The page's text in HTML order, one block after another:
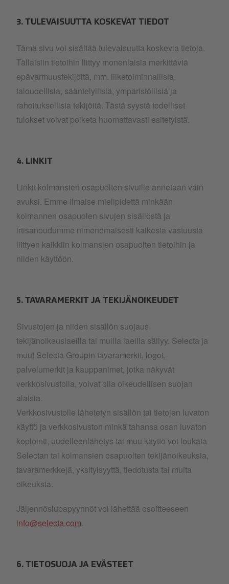
3. TULEVAISUUTTA KOSKEVAT TIEDOT
Tämä sivu voi sisältää tulevaisuutta koskevia tietoja.
Tällaisiin tietoihin liittyy monenlaisia merkittäviä
epävarmuustekijöitä, mm. liiketoiminnallisia,
taloudellisia, sääntelyllisiä, ympäristöllisiä ja
rahoituksellisia tekijöitä. Tästä syystä todelliset
tulokset voivat poiketa huomattavasti esitetyistä.
4. LINKIT
Linkit kolmansien osapuolten sivuille annetaan vain
avuksi. Emme ilmaise mielipidettä minkään
kolmannen osapuolen sivujen sisällöstä ja
irtisanoudumme nimenomaisesti kaikesta vastuusta
liittyen kaikkiin kolmansien osapuolten tietoihin ja
niiden käyttöön.
5. TAVARAMERKIT JA TEKIJÄNOIKEUDET
Sivustojen ja niiden sisällön suojaus
tekijänoikeuslaeilla tai muilla laeilla säilyy. Selecta ja
muut Selecta Groupin tavaramerkit, logot,
palvelumerkit ja kauppanimet, jotka näkyvät
verkkosivustolla, voivat olla oikeudellisen suojan
alaisia.
Verkkosivustolle lähetetyn sisällön tai tietojen luvaton
käyttö ja verkkosivuston minkä tahansa osan luvaton
kopiointi, uudelleenlähetys tai muu käyttö voi loukata
Selectan tai kolmansien osapuolten tekijänoikeuksia,
tavaramerkkejä, yksityisyyttä, tiedotusta tai muita
oikeuksia.
Jäljennöslupapyynnöt voi lähettää osoitteeseen
info@selecta.com.
6. TIETOSUOJA JA EVÄSTEET